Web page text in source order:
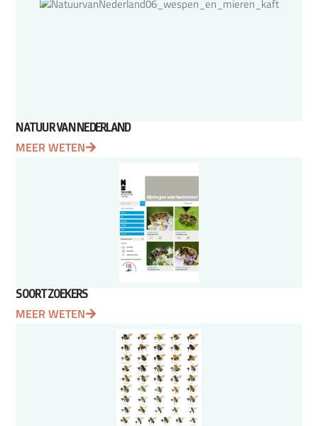
NATUUR VAN NEDERLAND
MEER WETEN
SOORTZOEKERS
MEER WETEN